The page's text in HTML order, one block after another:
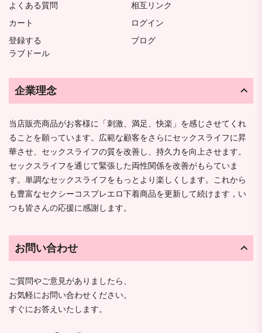
よくある質問
相互リンク
カート
ログイン
登録する
ブログ
ラブドール
企業理念
当店販売商品がお客様に「刺激、満足、快楽」を感じさせてくれ
ることを願っています。広範な顧客をさらにセックスライフに昇
華させ、セックスライフの質を改善し、持久力を向上させます。
セックスライフを通じて緊張した両性関係を改善がもらていま
す。単調なセックスライフをもっとより楽しくします。これから
も豊富なセクシーコスプレエロ下着商品を更新して続けます，い
つも皆さんの応援に感謝します。
お問い合わせ
ご質問やご意見がありましたら、
お気軽にお問い合わせください。
すぐにお答えいたします。